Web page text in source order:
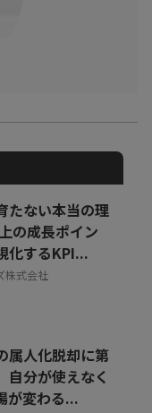
について
けます！
たない本当の理
の成長ポイン
化するKPI...
株式会社
属人化脱却に第
自分が使えなく
が変わる...